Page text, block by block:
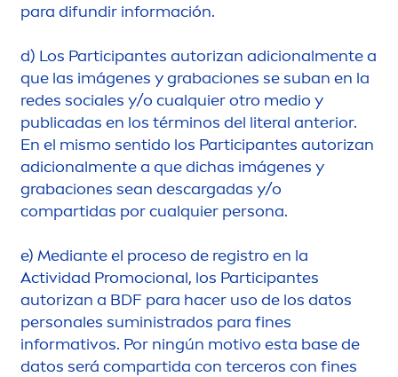
para difundir información.
d) Los Participantes autorizan adicionalmente a
que las imágenes y grabaciones se suban en la
redes sociales y/o cualquier otro medio y
publicadas en los términos del literal anterior.
En el mismo sentido los Participantes autorizan
adicionalmente a que dichas imágenes y
grabaciones sean descargadas y/o
compartidas por cualquier persona.
e) Mediante el proceso de registro en la
Actividad Promocional, los Participantes
autorizan a BDF para hacer uso de los datos
personales suministrados para fines
informativos. Por ningún motivo esta base de
datos será compartida con terceros con fines